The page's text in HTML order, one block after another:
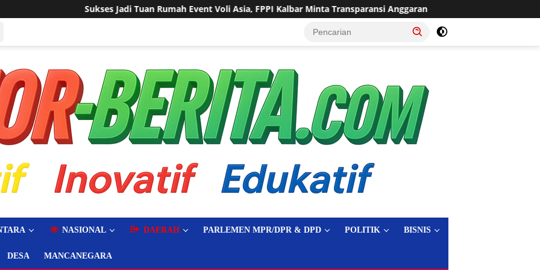
Jadi Tuan Rumah Event Voli Asia, FPPI Kalbar Minta Transparansi Anggaran Sering Dilanda Genangan, Desa Sukaraja
NASIONAL DAERAH PARLEMEN MPR/DPR & DPD POLITIK BISNIS
DESA MANCANEGARA